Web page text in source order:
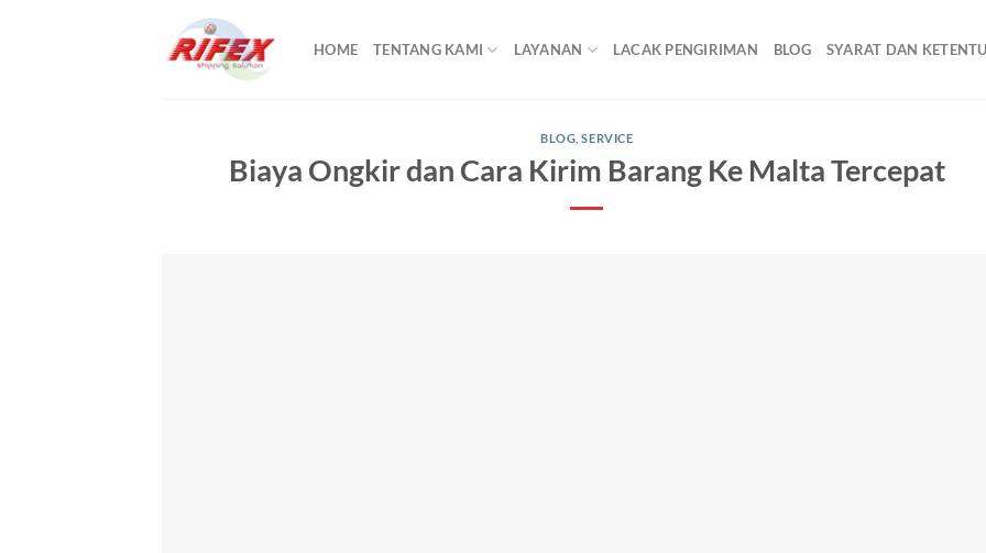
HOME TENTANG KAMI LAYANAN LACAK PENGIRIMAN BLOG SYARAT DAN
BLOG ,SERVICE
Biaya Ongkir dan Cara Kirim Barang Ke Malta Tercepat